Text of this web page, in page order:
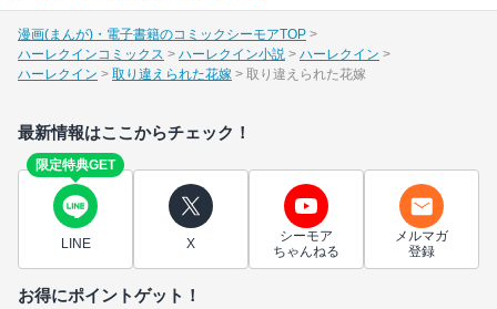
漫画(まんが)・電子書籍のコミックシーモアTOP
ハーレクインコミックス
ハーレクイン小説
ハーレクイン
ハーレクイン
取り違えられた花嫁 取り違えられた花嫁
最新情報はここからチェック！
限定特典GET
LINE X
シーモア
ちゃんねる
メルマガ
登録
お得にポイントゲット！